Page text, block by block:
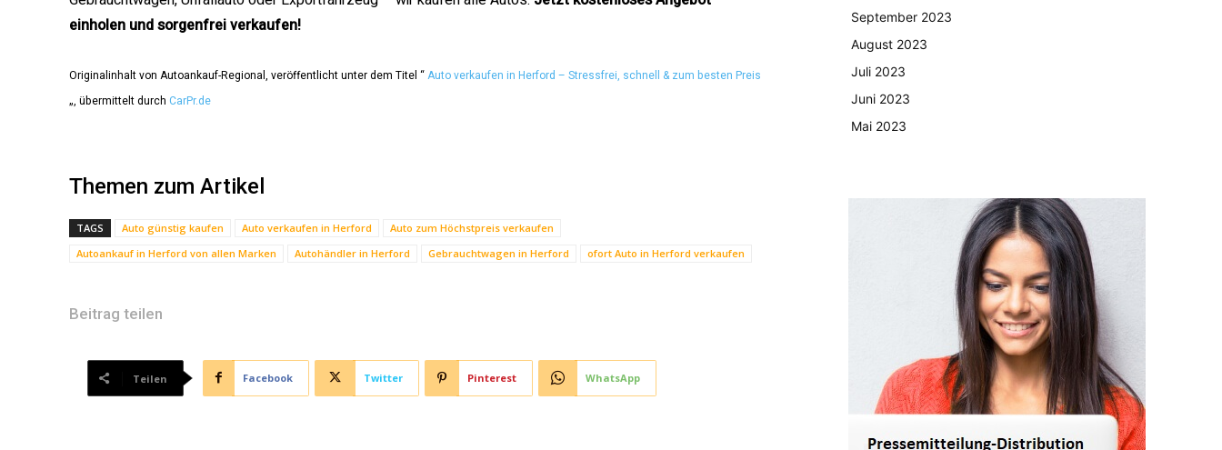
einholen und sorgenfrei verkaufen!
Originalinhalt von Autoankauf-Regional, veröffentlicht unter dem Titel “Auto verkaufen in Herford – Stressfrei, schnell & zum besten Preis
„, übermittelt durch CarPr.de
Themen zum Artikel
TAGS Auto günstig kaufen Auto verkaufen in Herford
Auto zum Höchstpreis verkaufen
Autoankauf in Herford von allen Marken
Autohändler in Herford Gebrauchtwagen in Herford ofort Auto in Herford verkaufen
Beitrag teilen
Teilen Facebook Twitter Pinterest WhatsApp
September 2023
August 2023
Juli 2023
Juni 2023
Mai 2023